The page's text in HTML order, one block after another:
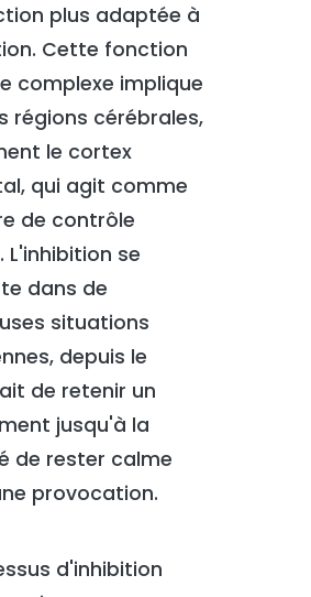
plus adaptée à
Cette fonction
complexe implique
régions cérébrales,
le cortex
qui agit comme
de contrôle
L'inhibition se
dans de
situations
depuis le
de retenir un
jusqu'à la
de rester calme
provocation.
d'inhibition